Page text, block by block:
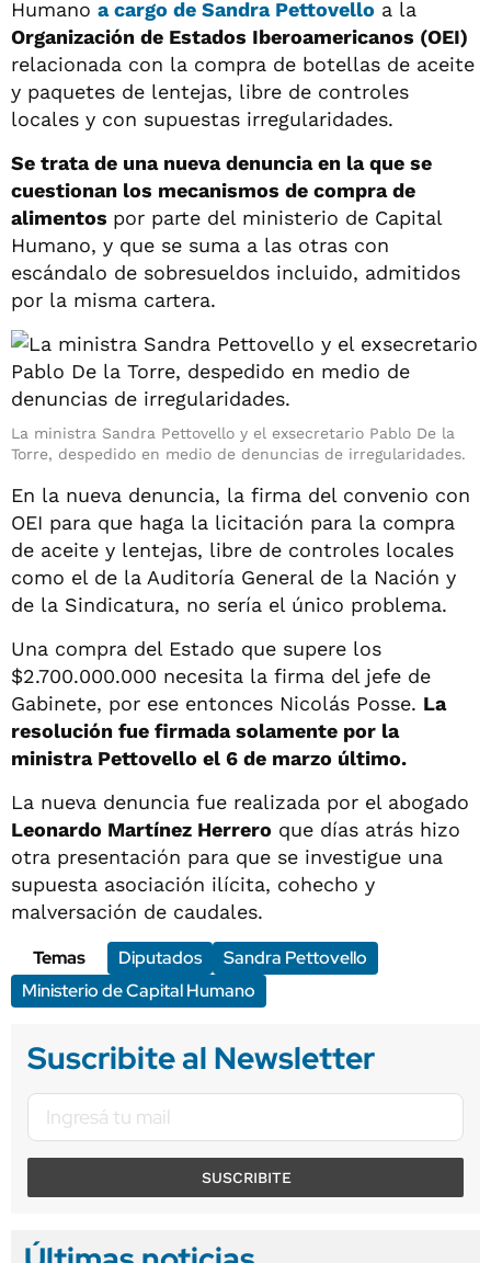
Humano a cargo de Sandra Pettovello a la
Organización de Estados Iberoamericanos (OEI)
relacionada con la compra de botellas de aceite
y paquetes de lentejas, libre de controles
locales y con supuestas irregularidades.
Se trata de una nueva denuncia en la que se
cuestionan los mecanismos de compra de
alimentos por parte del ministerio de Capital
Humano, y que se suma a las otras con
escándalo de sobresueldos incluido, admitidos
por la misma cartera.
La ministra Sandra Pettovello y el exsecretario Pablo De la
Torre, despedido en medio de denuncias de irregularidades.
En la nueva denuncia, la firma del convenio con
OEI para que haga la licitación para la compra
de aceite y lentejas, libre de controles locales
como el de la Auditoría General de la Nación y
de la Sindicatura, no sería el único problema.
Una compra del Estado que supere los
$2.700.000.000 necesita la firma del jefe de
Gabinete, por ese entonces Nicolás Posse. La
resolución fue firmada solamente por la
ministra Pettovello el 6 de marzo último.
La nueva denuncia fue realizada por el abogado
Leonardo Martínez Herrero que días atrás hizo
otra presentación para que se investigue una
supuesta asociación ilícita, cohecho y
malversación de caudales.
Temas
Diputados
Sandra Pettovello
Ministerio de Capital Humano
Suscribite al Newsletter
SUSCRIBITE